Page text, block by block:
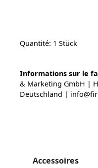
Quantité: 1 Stück
Informations sur le
& Marketing GmbH |
Deutschland |
Ignorer la galerie
Accessoires